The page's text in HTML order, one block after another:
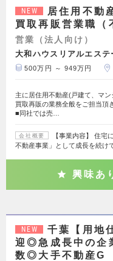
NEW
居住用不動
買取再販営業職（
営業（法人向け）
大和ハウスリアルエステ
500万円 ～ 949万円
主に居住用不動産(戸建て、マン
買取再販の業務全般をご担当
■同社では売…
会社概要
【事業内容】 住宅
不動産事業」として成長を続け
興味あ
NEW
千葉【用地
迎◎急成長中の企
数◎大手不動産G